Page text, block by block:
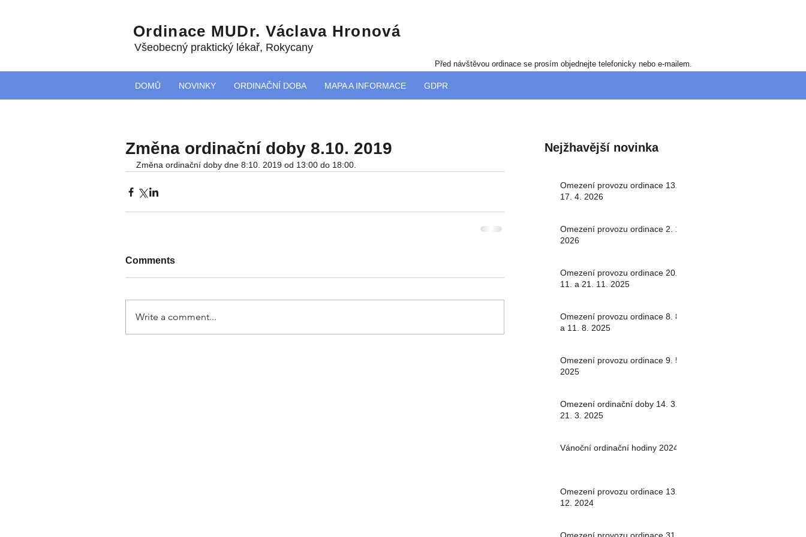
Ordinace MUDr. Václava Hronová
Všeobecný praktický lékař, Rokycany
Před návštěvou ordinace se prosím objednejte telefonicky nebo e-mailem.
DOMŮ NOVINKY ORDINAČNÍ DOBA MAPA A INFORMACE GDPR
Změna ordinační doby 8.10. 2019
Změna ordinační doby dne 8:10. 2019 od 13:00 do 18:00.
Comments
Write a comment...
Nejžhavější novinka
Omezení provozu ordinace 13. -
17. 4. 2026
Omezení provozu ordinace 2. 1.
2026
Omezení provozu ordinace 20.
11. a 21. 11. 2025
Omezení provozu ordinace 8. 8.
a 11. 8. 2025
Omezení provozu ordinace 9. 5.
2025
Omezení ordinační doby 14. 3. -
21. 3. 2025
Vánoční ordinační hodiny 2024
Omezení provozu ordinace 13.
12. 2024